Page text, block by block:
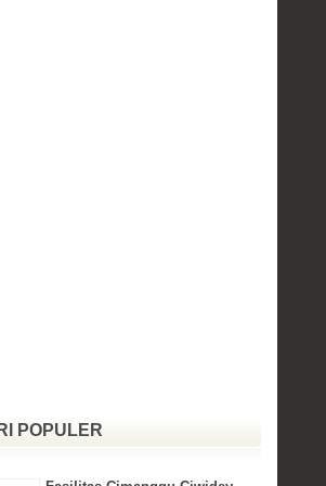
POPULER